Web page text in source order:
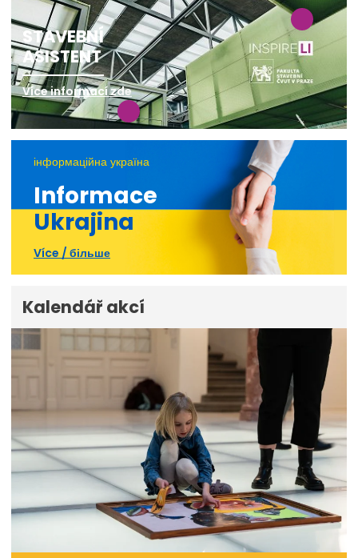
STAVEBNÍ
ASISTENT
Více informací zde
інформаційна україна
Informace
Ukrajina
Více / більше
Kalendář akcí